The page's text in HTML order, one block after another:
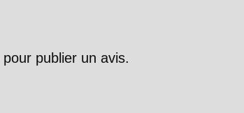
pour publier un avis.